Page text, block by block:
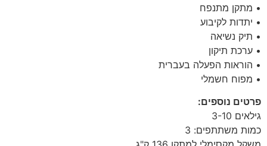
• מתקן מתנפח
• יתדות לקיבוע
• תיק נשיאה
• ערכת תיקון
• הוראות הפעלה בעברית
• מפוח חשמלי
פרטים נוספים:
גילאים 3-10
כמות משתתפים: 3